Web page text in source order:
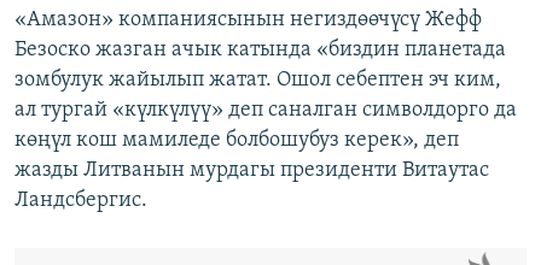
«Амазон» компаниясынын негиздөөчүсү Жефф
Безоско жазган ачык катында «биздин планетада
зомбулук жайылып жатат. Ошол себептен эч ким,
ал тургай «күлкүлүү» деп саналган символдорго да
көңүл кош мамиледе болбошубуз керек», деп
жазды Литванын мурдагы президенти Витаутас
Ландсбергис.